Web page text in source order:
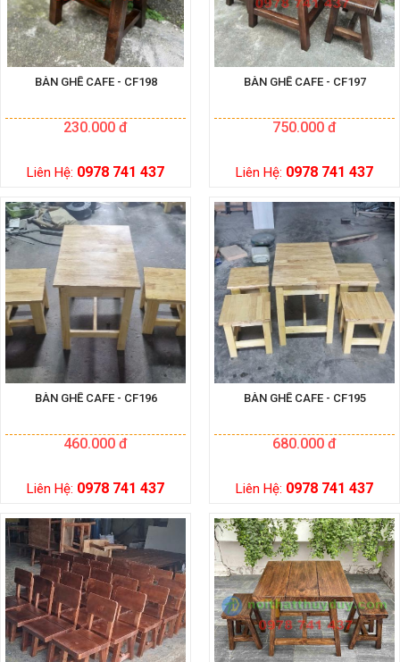
BÀN GHẾ CAFE - CF198
230.000 đ
Liên Hệ: 0978 741 437
BÀN GHẾ CAFE - CF197
750.000 đ
Liên Hệ: 0978 741 437
BÀN GHẾ CAFE - CF196
460.000 đ
Liên Hệ: 0978 741 437
BÀN GHẾ CAFE - CF195
680.000 đ
Liên Hệ: 0978 741 437